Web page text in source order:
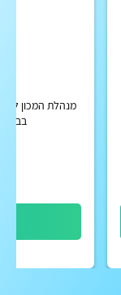
מנהלת המכון